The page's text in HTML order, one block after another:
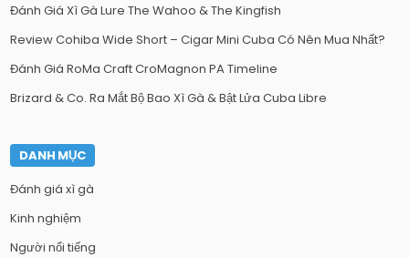
Đánh Giá Xì Gà Lure The Wahoo & The Kingfish
Review Cohiba Wide Short – Cigar Mini Cuba Có Nên Mua Nhất?
Đánh Giá RoMa Craft CroMagnon PA Timeline
Brizard & Co. Ra Mắt Bộ Bao Xì Gà & Bật Lửa Cuba Libre
DANH MỤC
Đánh giá xì gà
Kinh nghiệm
Người nổi tiếng